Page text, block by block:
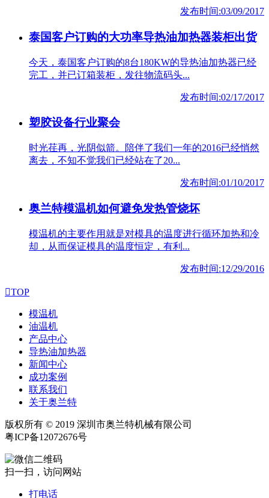
发布时间:03/09/2017
泰国客户订购的大功率导热油加热器装柜出货
今天，泰国客户订购的8台180KW的导热油加热器已经
完工，并已订箱装柜，发往物流码头...
发布时间:02/17/2017
塑胶设备行业聚会
时光荏再，光阴似箭。陪伴了我们一年的2016已经悄然
离去，不知不觉我们已经站在了20...
发布时间:01/10/2017
奥兰特模温机如何避免发热管烧坏
模温机的主要作用就是对模具的温度进行循环加热和冷
却，从而保证模具的温度恒定，有利...
发布时间:12/29/2016
TOP
模温机
油温机
产品中心
导热油加热器
新闻中心
成功案例
联系我们
关于奥兰特
版权所有 © 2019 深圳市奥兰特机械有限公司
粤ICP备12072676号
扫一扫，访问网站
打电话